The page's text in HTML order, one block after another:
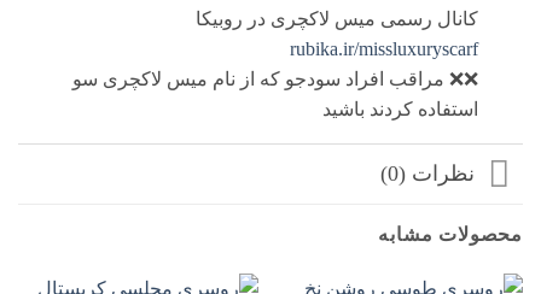
کانال رسمی میس لاکچری در روبیکا
rubika.ir/missluxuryscarf
❌❌ مراقب افراد سودجو که از نام میس لاکچری سو
استفاده کردند باشید
نظرات (0)
محصولات مشابه